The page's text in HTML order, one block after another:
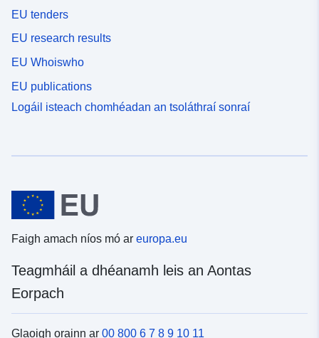
EU tenders
EU research results
EU Whoiswho
EU publications
Logáil isteach chomhéadan an tsoláthraí sonraí
Faigh amach níos mó ar europa.eu
Teagmháil a dhéanamh leis an Aontas
Eorpach
Glaoigh orainn ar 00 800 6 7 8 9 10 11